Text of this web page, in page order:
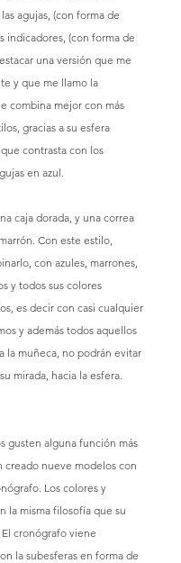
agujas, (con forma de
indicadores, (con forma de
una versión que me
y que me llamo la
combina mejor con más
gracias a su esfera
contrasta con los
en azul.
caja dorada, y una correa
Con este estilo,
con azules, marrones,
y todos sus colores
es decir con casi cualquier
y además todos aquellos
la muñeca, no podrán evitar
mirada, hacia la esfera.
gusten alguna función más
creado nueve modelos con
Los colores y
la misma filosofía que su
cronógrafo viene
la subesferas en forma de